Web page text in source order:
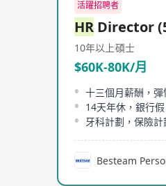
活躍招聘者
HR Director
10年以上碩士
$60K-80K/月
十三個月薪酬，
14天年休，銀行假
牙科計劃，保險